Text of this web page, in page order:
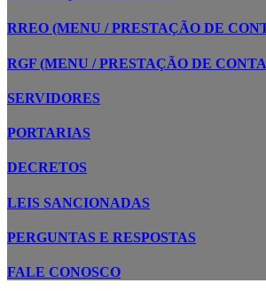
RREO (MENU / PRESTAÇÃO DE
RGF (MENU / PRESTAÇÃO DE
SERVIDORES
PORTARIAS
DECRETOS
LEIS SANCIONADAS
PERGUNTAS E RESPOSTAS
FALE CONOSCO